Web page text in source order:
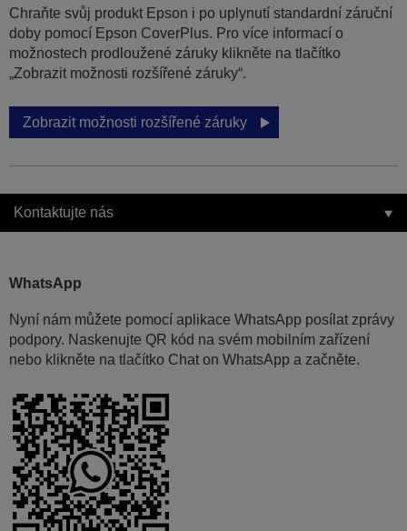
Chraňte svůj produkt Epson i po uplynutí standardní záruční
doby pomocí Epson CoverPlus. Pro více informací o
možnostech prodloužené záruky klikněte na tlačítko
„Zobrazit možnosti rozšířené záruky“.
Zobrazit možnosti rozšířené záruky
Kontaktujte nás
WhatsApp
Nyní nám můžete pomocí aplikace WhatsApp posílat zprávy
podpory. Naskenujte QR kód na svém mobilním zařízení
nebo klikněte na tlačítko Chat on WhatsApp a začněte.